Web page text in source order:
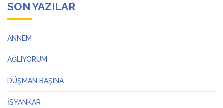
SON YAZILAR
ANNEM
AĞLIYORUM
DÜŞMAN BAŞINA
İSYANKAR